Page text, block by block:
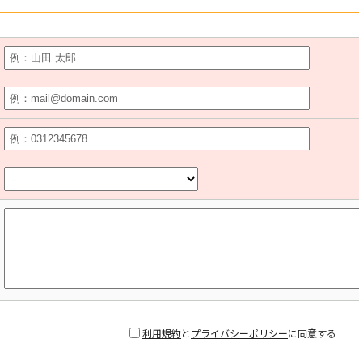
利用規約とプライバシーポリシーに同意する